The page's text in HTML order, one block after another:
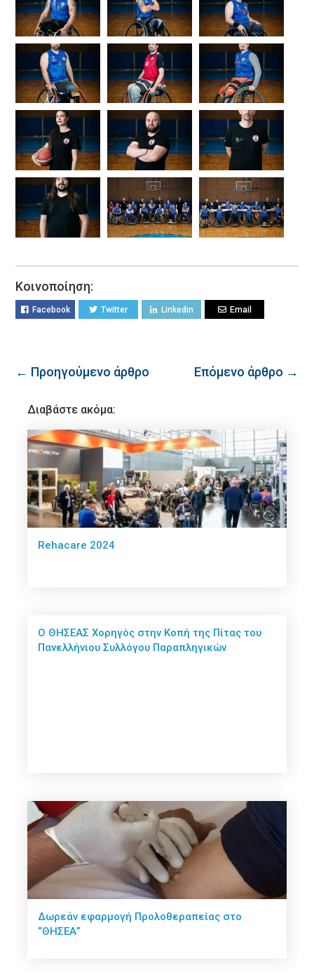
Κοινοποίηση:
Facebook Twitter Linkedin Email
← Προηγούμενο άρθρο Επόμενο άρθρο →
Διαβάστε ακόμα:
Rehacare 2024
Ο ΘΗΣΕΑΣ Χορηγός στην Κοπή της Πίτας του
Πανελλήνιου Συλλόγου Παραπληγικών
Δωρεάν εφαρμογή Προλοθεραπείας στο
“ΘΗΣΕΑ”